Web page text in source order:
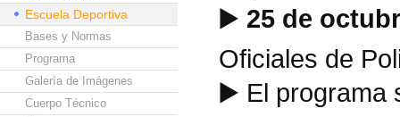
Escuela Deportiva
Bases y Normas
Programa
Galería de Imágenes
Cuerpo Técnico
▶️ 25 de
Oficiales de
▶️ El programa